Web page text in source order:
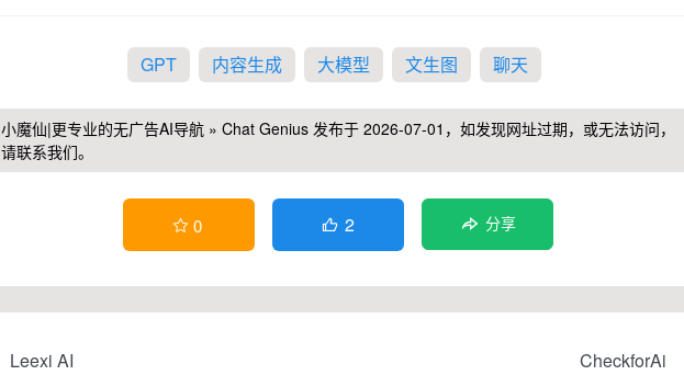
GPT 内容生成 大模型 文生图 聊天
小魔仙|更专业的无广告AI导航 » Chat Genius 发布于 2026-07-01，如发现网址过期，或无法访问，
请联系我们。
 0  2 分享
Leexi AI CheckforAi